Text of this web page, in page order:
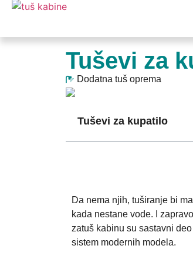
Tuševi za
Dodatna tuš oprema
Tuševi za kupatilo
Da nema njih, tuširanje bi
kada nestane vode. I
zatuš kabinu su sastavni
sistem modernih modela.